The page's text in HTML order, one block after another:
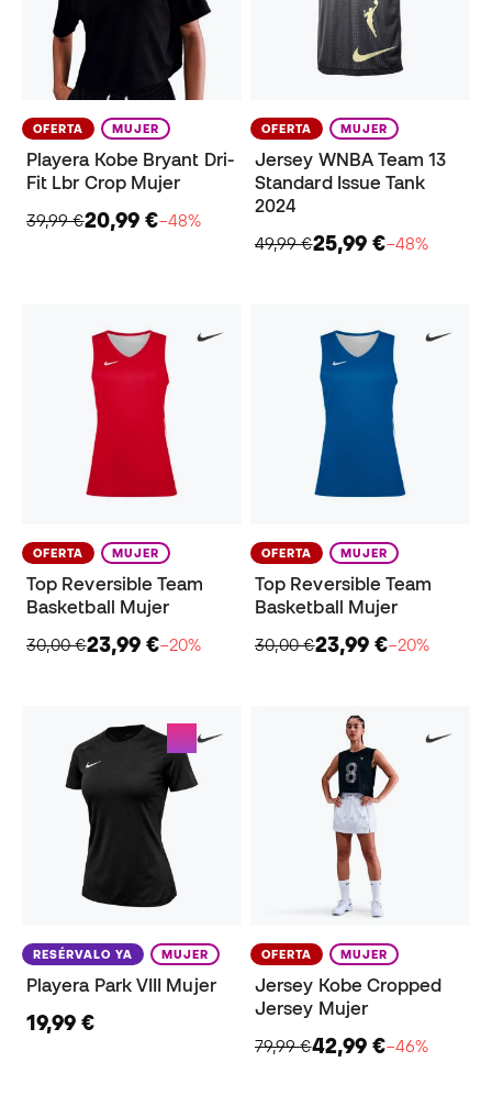
OFERTA MUJER
Playera Kobe Bryant Dri-
Fit Lbr Crop Mujer
39,99 €20,99 €−48%
OFERTA MUJER
Jersey WNBA Team 13
Standard Issue Tank
2024
49,99 €25,99 €−48%
OFERTA MUJER
Top Reversible Team
Basketball Mujer
30,00 €23,99 €−20%
OFERTA MUJER
Top Reversible Team
Basketball Mujer
30,00 €23,99 €−20%
RESÉRVALO YA MUJER
Playera Park VIII Mujer
19,99 €
OFERTA MUJER
Jersey Kobe Cropped
Jersey Mujer
79,99 €42,99 €−46%